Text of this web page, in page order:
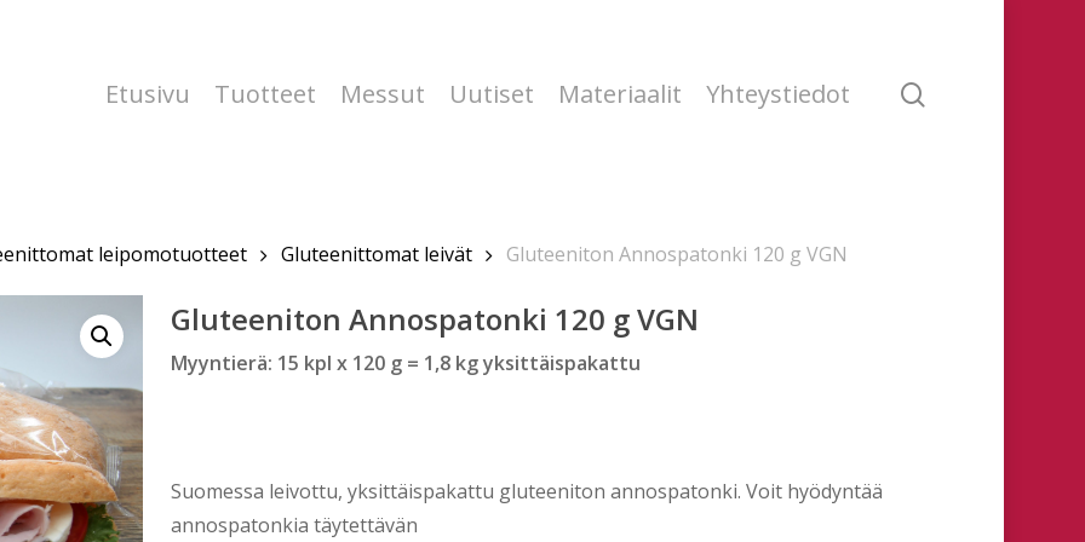
Etusivu Tuotteet Messut Uutiset Materiaalit Yhteystiedot
leipomotuotteet Gluteenittomat leivät Gluteeniton Annospatonki 120 g VGN
Gluteeniton Annospatonki 120 g VGN
Myyntierä: 15 kpl x 120 g = 1,8 kg yksittäispakattu
Suomessa leivottu, yksittäispakattu gluteeniton annospatonki. Voit hyödyntää
annospatonkia täytettävän